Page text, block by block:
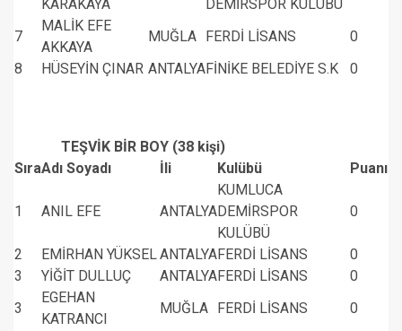
KARAKAYA
DEMİRSPOR KULÜBÜ
7
MALİK EFE
AKKAYA
MUĞLA FERDİ LİSANS
0
8
HÜSEYİN ÇINAR ANTALYAFİNİKE BELEDİYE S.K 0
TEŞVİK BİR BOY (38 kişi)
SıraAdı Soyadı İli Kulübü Puanı
1 ANIL EFE ANTALYA
KUMLUCA
DEMİRSPOR
KULÜBÜ
0
2 EMİRHAN YÜKSEL ANTALYAFERDİ LİSANS
0
3
YİĞİT DULLUÇ ANTALYAFERDİ LİSANS
0
3
EGEHAN
KATRANCI
MUĞLA FERDİ LİSANS 0